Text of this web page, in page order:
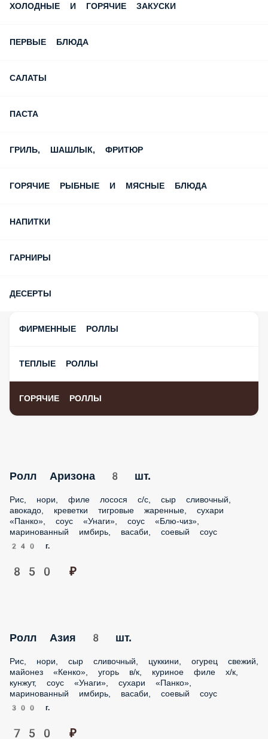
ХОЛОДНЫЕ И ГОРЯЧИЕ ЗАКУСКИ
ПЕРВЫЕ БЛЮДА
САЛАТЫ
ПАСТА
ГРИЛЬ, ШАШЛЫК, ФРИТЮР
ГОРЯЧИЕ РЫБНЫЕ И МЯСНЫЕ БЛЮДА
НАПИТКИ
ГАРНИРЫ
ДЕСЕРТЫ
ФИРМЕННЫЕ РОЛЛЫ
ТЕПЛЫЕ РОЛЛЫ
ГОРЯЧИЕ РОЛЛЫ
Ролл Аризона 8 шт.
Рис, нори, филе лосося с/с, сыр сливочный, авокадо,
креветки тигровые жаренные, сухари «Панко», соус
«Унаги», соус «Блю-чиз», маринованный имбирь, васаби,
соевый соус
240 г.
850 ₽
Ролл Азия 8 шт.
Рис, нори, сыр сливочный, цуккини, огурец свежий,
майонез «Кенко», угорь в/к, куриное филе х/к, кунжут, соус
«Унаги», сухари «Панко», маринованный имбирь, васаби,
соевый соус
300 г.
750 ₽